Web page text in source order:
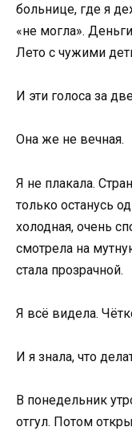
больнице, где я
«не могла».
Лето с чужими
И эти голоса за
Она же не вечная.
Я не плакала.
только останусь
холодная, очень
смотрела на
стала прозрачной.
Я всё видела.
И я знала, что
В понедельник
отгул. Потом